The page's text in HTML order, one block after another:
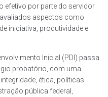
efetivo por parte do servidor
aspectos como
iniciativa, produtividade e
Inicial (PDI) passa
probatório, com uma
ética, políticas
pública federal,